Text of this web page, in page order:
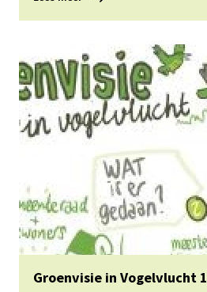
Lees meer
Groenvisie in Vogelvlucht 1